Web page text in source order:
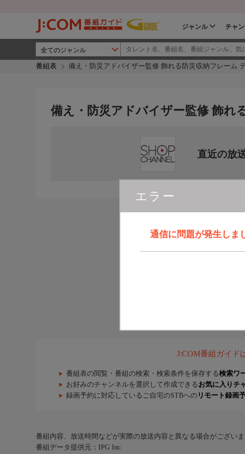
ジャンル チャ
番組表 備え・防災アドバイザー監修 飾れる防災収納フレーム
エラー
通信に問題が発生しま
備え・防災アドバイザー監修 飾れ
直近の放
J:COM番組ガイド
番組表の閲覧・番組の検索・検索条件を保存する検索ワ
お好みのチャンネルを選択して作成できる お気に入りチ
録画予約に対応しているご自宅のSTBへの リモート録画
番組内容、放送時間などが実際の放送内容と異なる場合がございま
番組データ提供元：IPG Inc.